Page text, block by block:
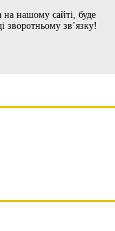
на нашому сайті, буде
зв’язку!